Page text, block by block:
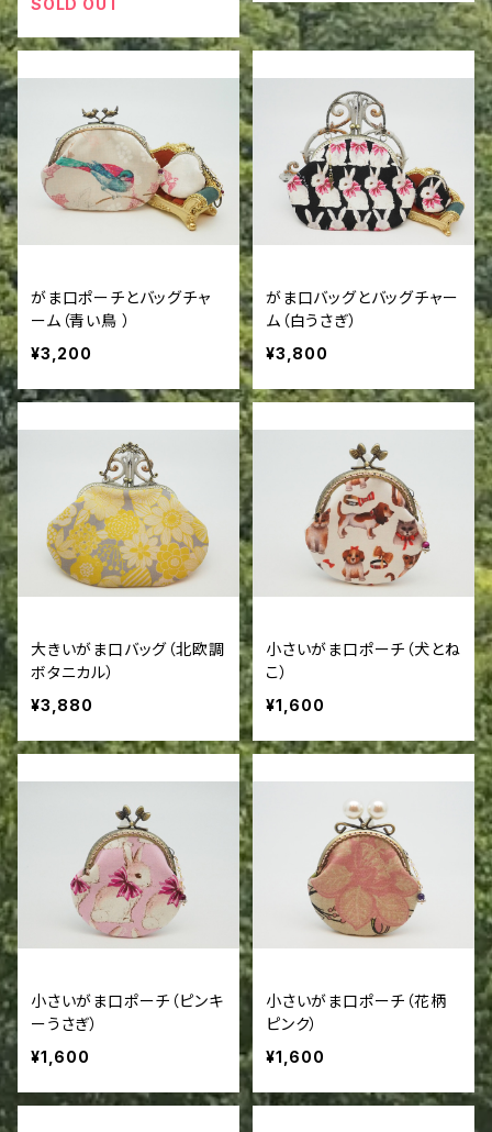
SOLD OUT
がま口ポーチとバッグチャ
ーム（青い鳥 ）
¥3,200
がま口バッグとバッグチャー
ム（白うさぎ）
¥3,800
大きいがま口バッグ（北欧調
ボタニカル）
¥3,880
小さいがま口ポーチ（犬とね
こ）
¥1,600
小さいがま口ポーチ（ピンキ
ーうさぎ）
¥1,600
小さいがま口ポーチ（花柄
ピンク）
¥1,600